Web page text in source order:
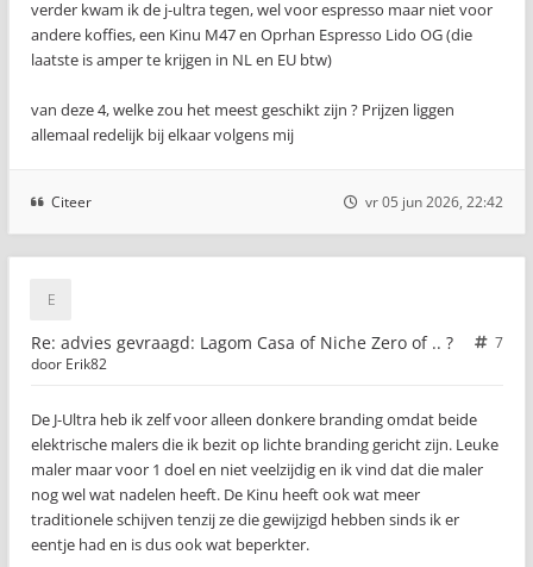
verder kwam ik de j-ultra tegen, wel voor espresso maar niet voor
andere koffies, een Kinu M47 en Oprhan Espresso Lido OG (die
laatste is amper te krijgen in NL en EU btw)
van deze 4, welke zou het meest geschikt zijn ? Prijzen liggen
allemaal redelijk bij elkaar volgens mij
Citeer vr 05 jun 2026, 22:42
Re: advies gevraagd: Lagom Casa of Niche Zero of .. ?
7
door Erik82
De J-Ultra heb ik zelf voor alleen donkere branding omdat beide
elektrische malers die ik bezit op lichte branding gericht zijn. Leuke
maler maar voor 1 doel en niet veelzijdig en ik vind dat die maler
nog wel wat nadelen heeft. De Kinu heeft ook wat meer
traditionele schijven tenzij ze die gewijzigd hebben sinds ik er
eentje had en is dus ook wat beperkter.